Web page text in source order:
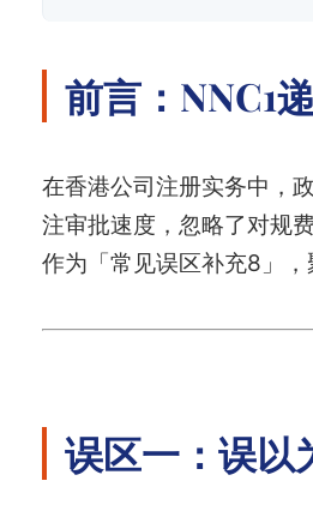
前言：NNC1
在香港公司注册实务中，
注审批速度，忽略了对规
作为「常见误区补充8」
误区一：误以